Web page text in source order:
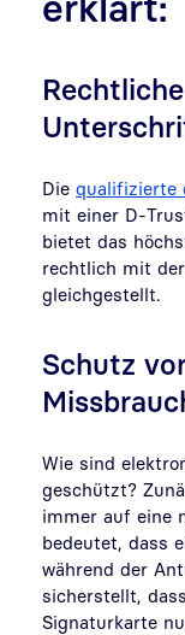
Die qualifizierte
mit einer D-
bietet das
rechtlich mit der
gleichgestellt.
Schutz
Wie sind
geschützt?
immer auf eine
bedeutet, dass
während der
sicherstellt,
Signaturkarte